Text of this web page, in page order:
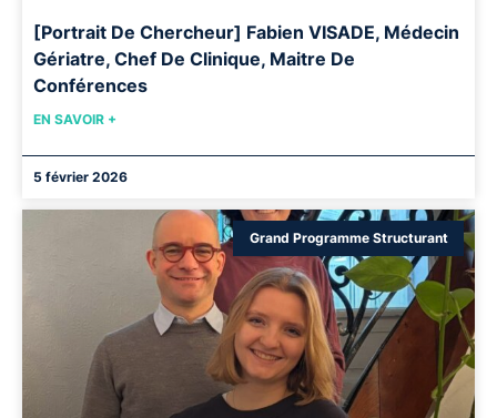
[Portrait De Chercheur] Fabien VISADE, Médecin
Gériatre, Chef De Clinique, Maitre De
Conférences
EN SAVOIR +
5 février 2026
Grand Programme Structurant